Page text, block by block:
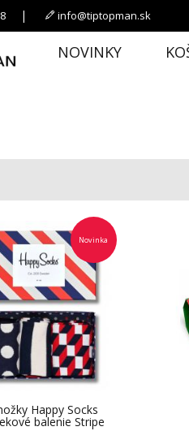
| info@tiptopman.sk
NOVINKY
Novinka
Happy Socks
balenie Stripe